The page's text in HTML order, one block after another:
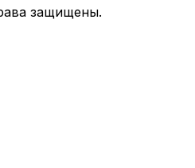
защищены.